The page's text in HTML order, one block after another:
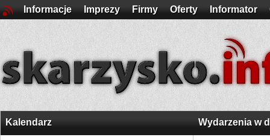
Informacje Imprezy Firmy Oferty Informator
Kalendarz Wydarzenia w